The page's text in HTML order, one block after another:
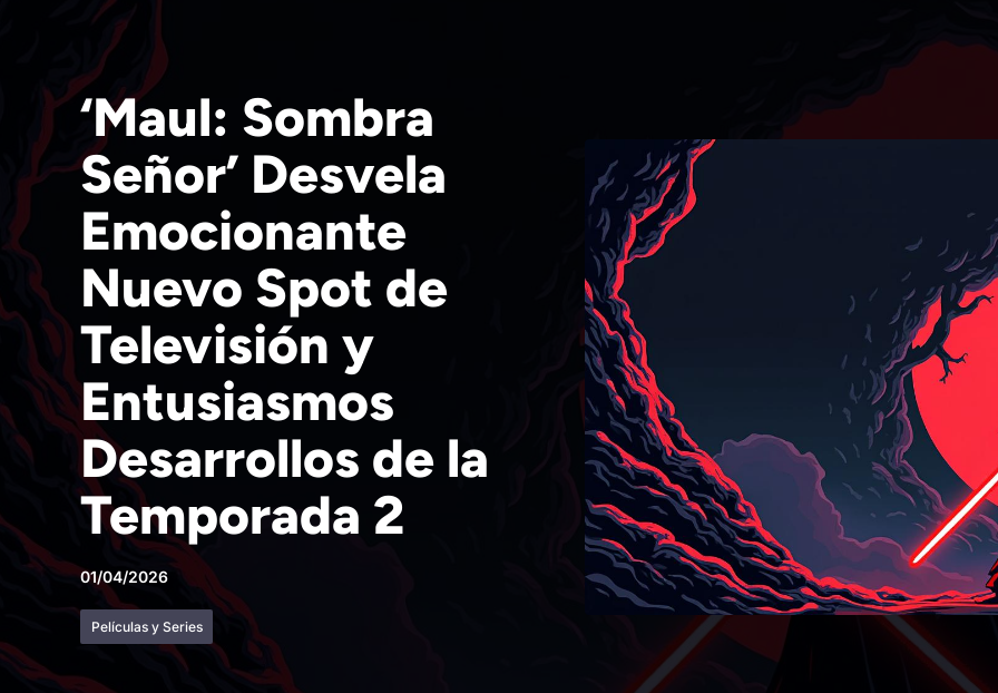
‘Maul: Sombra
Señor’ Desvela
Emocionante
Nuevo Spot de
Televisión y
Entusiasmos
Desarrollos de la
Temporada 2
01/04/2026
Películas y Series